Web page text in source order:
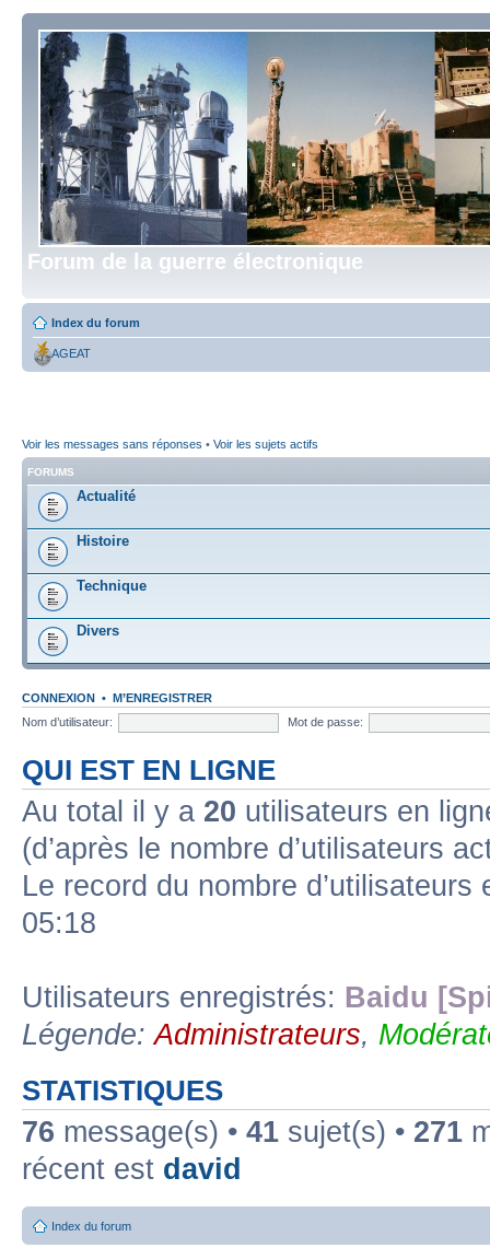
Forum de la guerre électronique
Index du forum
AGEAT
Voir les messages sans réponses • Voir les sujets actifs
FORUMS
Actualité
Histoire
Technique
Divers
CONNEXION • M’ENREGISTRER
Nom d’utilisateur:
Mot de passe:
QUI EST EN LIGNE
Au total il y a 20 utilisateurs en
(d’après le nombre d’utilisateurs
Le record du nombre
05:18
Utilisateurs enregistrés: Baidu
Légende:Administrateurs,
STATISTIQUES
76 message(s) • 41 sujet(s) • 271
récent est david
Index du forum